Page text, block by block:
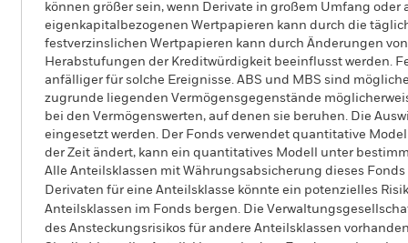
können größer sein, wenn Derivate in großem Umfang
eigenkapitalbezogenen Wertpapieren kann durch die
festverzinslichen Wertpapieren kann durch Änderungen
Herabstufungen der Kreditwürdigkeit beeinflusst werden.
anfälliger für solche Ereignisse. ABS und MBS sind
zugrunde liegenden Vermögensgegenstände
bei den Vermögenswerten, auf denen sie beruhen. Die
eingesetzt werden. Der Fonds verwendet quantitative
der Zeit ändert, kann ein quantitatives Modell unter
Alle Anteilsklassen mit Währungsabsicherung dieses
Derivaten für eine Anteilsklasse könnte ein potenzielles
Anteilsklassen im Fonds bergen. Die
des Ansteckungsrisikos für andere Anteilsklassen